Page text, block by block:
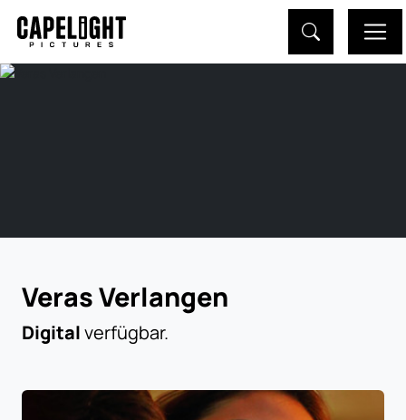
Veras Verlangen
Digitalverfügbar.